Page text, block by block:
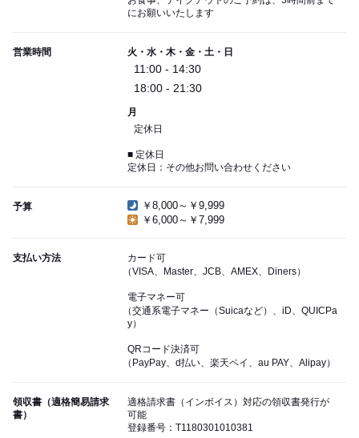
にお願いいたします
営業時間 火・水・木・金・土・日
11:00 - 14:30
18:00 - 21:30
月
定休日
■ 定休日
定休日：その他お問い合わせください
予算
￥8,000～￥9,999
￥6,000～￥7,999
支払い方法
カード可
（VISA、Master、JCB、AMEX、Diners）
電子マネー可
（交通系電子マネー（Suicaなど）、iD、QUICPa
y）
QRコード決済可
（PayPay、d払い、楽天ペイ、au PAY、Alipay）
領収書（適格簡易請求
書）
適格請求書（インボイス）対応の領収書発行が
可能
登録番号：T1180301010381